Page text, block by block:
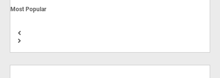
Most Popular